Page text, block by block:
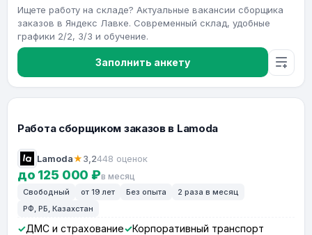
Ищете работу на складе? Актуальные вакансии сборщика
заказов в Яндекс Лавке. Современный склад, удобные
графики 2/2, 3/3 и обучение.
Заполнить анкету
Работа сборщиком заказов в Lamoda
Lamoda★3,2448 оценок
до 125 000 ₽в месяц
Свободный от 19 лет Без опыта
2 раза в месяц
РФ, РБ, Казахстан
ДМС и страхование
Корпоративный транспорт